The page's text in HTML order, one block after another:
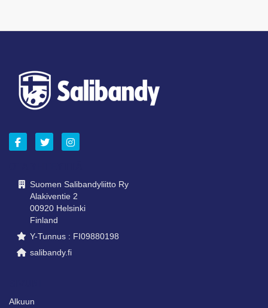
Suomen Salibandyliitto Ry
Alakiventie 2
00920 Helsinki
Finland
Y-Tunnus : FI09880198
salibandy.fi
Alkuun